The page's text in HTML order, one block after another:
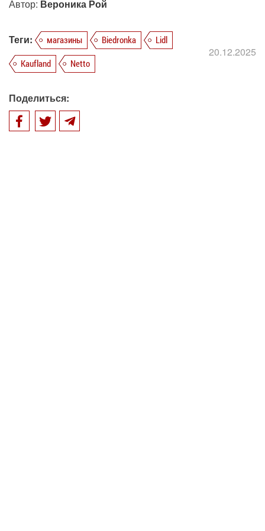
Автор: Вероника Рой
Теги: магазины Biedronka
Lidl
Kaufland
Netto
20.12.2025
Поделиться: